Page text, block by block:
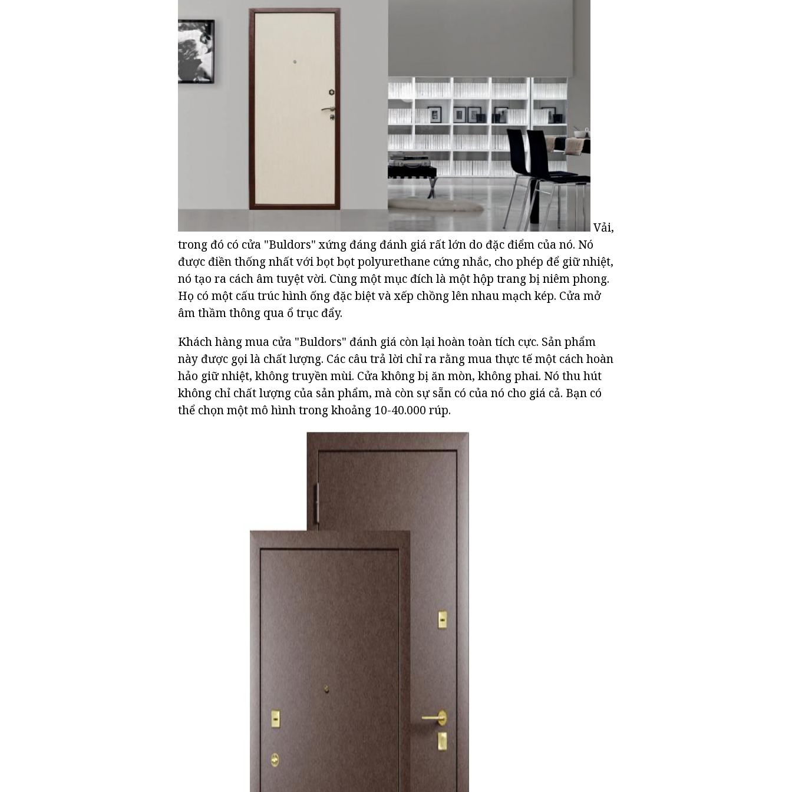
Vải,
trong đó có cửa "Buldors" xứng đáng đánh giá rất lớn do đặc điểm của nó. Nó
được điền thống nhất với bọt bọt polyurethane cứng nhắc, cho phép để giữ nhiệt,
nó tạo ra cách âm tuyệt vời. Cùng một mục đích là một hộp trang bị niêm phong.
Họ có một cấu trúc hình ống đặc biệt và xếp chồng lên nhau mạch kép. Cửa mở
âm thầm thông qua ổ trục đẩy.
Khách hàng mua cửa "Buldors" đánh giá còn lại hoàn toàn tích cực. Sản phẩm
này được gọi là chất lượng. Các câu trả lời chỉ ra rằng mua thực tế một cách hoàn
hảo giữ nhiệt, không truyền mùi. Cửa không bị ăn mòn, không phai. Nó thu hút
không chỉ chất lượng của sản phẩm, mà còn sự sẵn có của nó cho giá cả. Bạn có
thể chọn một mô hình trong khoảng 10-40.000 rúp.